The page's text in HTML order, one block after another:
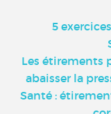
5
Les étirements
abaisser la
Santé :